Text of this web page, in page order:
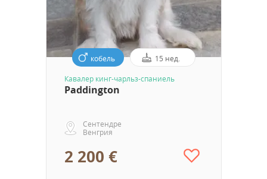
кобель 15 нед.
Кавалер кинг-чарльз-спаниель
Paddington
Сентендре
Венгрия
2 200 €